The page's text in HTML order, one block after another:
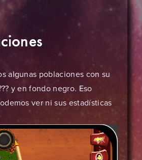
algunas poblaciones con su
y en fondo negro. Eso
ver ni sus estadísticas